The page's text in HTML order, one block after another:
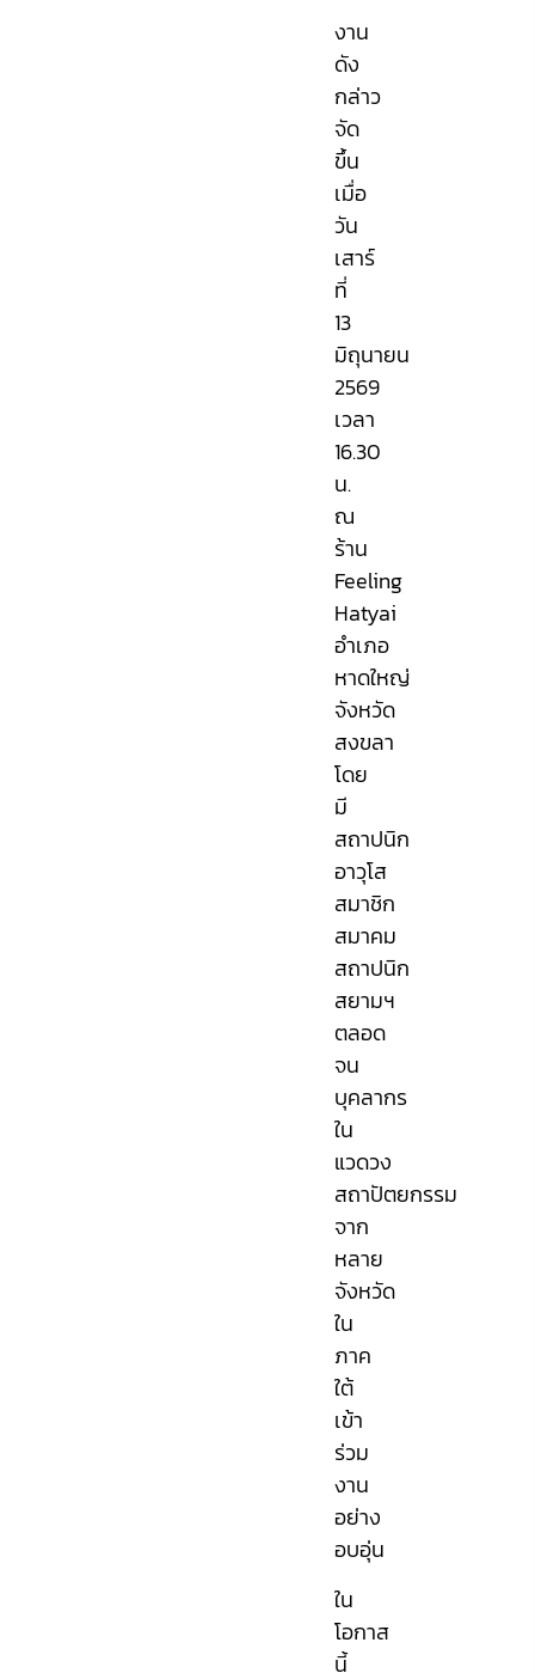
งาน
ดัง
กล่าว
จัด
ขึ้น
เมื่อ
วัน
เสาร์
ที่
13
มิถุนายน
2569
เวลา
16.30
น.
ณ
ร้าน
Feeling
Hatyai
อำเภอ
หาดใหญ่
จังหวัด
สงขลา
โดย
มี
สถาปนิก
อาวุโส
สมาชิก
สมาคม
สถาปนิก
สยามฯ
ตลอด
จน
บุคลากร
ใน
แวดวง
สถาปัตยกรรม
จาก
หลาย
จังหวัด
ใน
ภาค
ใต้
เข้า
ร่วม
งาน
อย่าง
อบอุ่น
ใน
โอกาส
นี้